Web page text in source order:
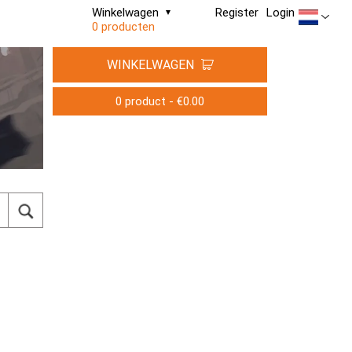
Register Login
Winkelwagen
0 producten
WINKELWAGEN
0 product - €0.00